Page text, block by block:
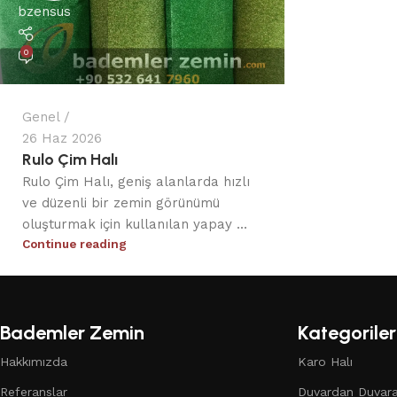
bzensus
0
Genel
26 Haz 2026
Rulo Çim Halı
Rulo Çim Halı, geniş alanlarda hızlı
ve düzenli bir zemin görünümü
oluşturmak için kullanılan yapay ...
Continue reading
Bademler Zemin
Hakkımızda
Referanslar
Kategoriler
Karo Halı
Duvardan